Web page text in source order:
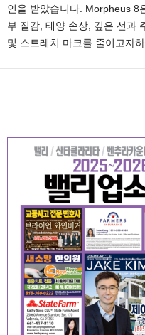
인을 받았습니다. Morpheus 8
부 질감, 태양 손상, 깊은 선과
및 스트레치 마크를 줄이고자